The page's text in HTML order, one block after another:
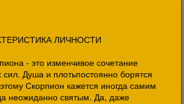
ЛИЧНОСТИ
- это изменчивое сочетание
сил. Душа и плотьпостоянно борятся
Скорпион кажется иногда самим
неожиданно святым. Да, даже